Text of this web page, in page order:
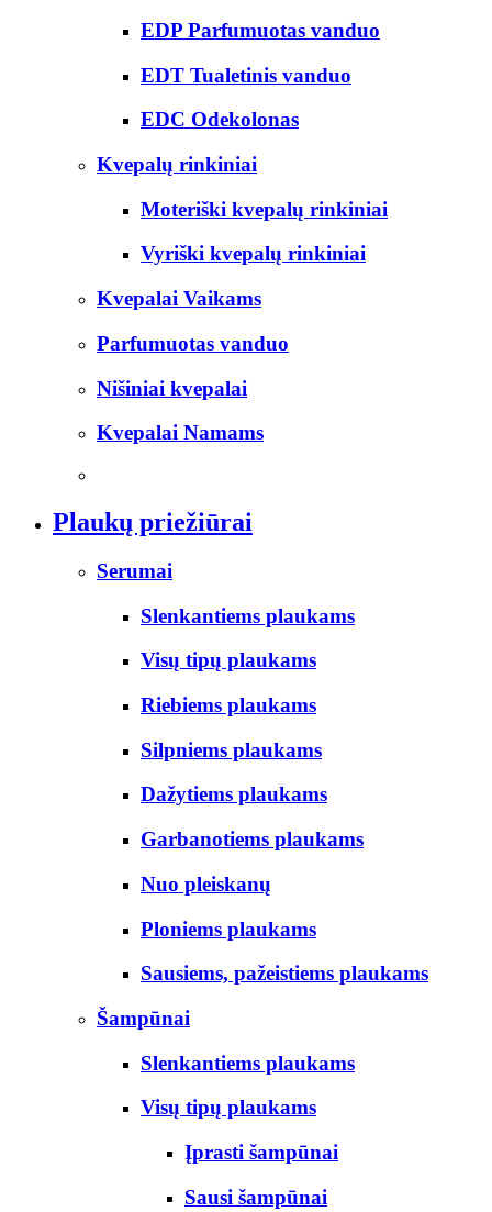
EDP Parfumuotas vanduo
EDT Tualetinis vanduo
EDC Odekolonas
Kvepalų rinkiniai
Moteriški kvepalų rinkiniai
Vyriški kvepalų rinkiniai
Kvepalai Vaikams
Parfumuotas vanduo
Nišiniai kvepalai
Kvepalai Namams
Plaukų priežiūrai
Serumai
Slenkantiems plaukams
Visų tipų plaukams
Riebiems plaukams
Silpniems plaukams
Dažytiems plaukams
Garbanotiems plaukams
Nuo pleiskanų
Ploniems plaukams
Sausiems, pažeistiems plaukams
Šampūnai
Slenkantiems plaukams
Visų tipų plaukams
Įprasti šampūnai
Sausi šampūnai